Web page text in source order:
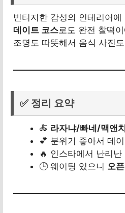
빈티지한 감성의 인테리어
데이트 코스로도 완전 찰떡이
조명도 따뜻해서 음식 사진
✅ 정리 요약
🍝 라자냐/빠네/맥앤
💕 분위기 좋아서 데
🔥 인스타에서 난리
🕒 웨이팅 있으니 오